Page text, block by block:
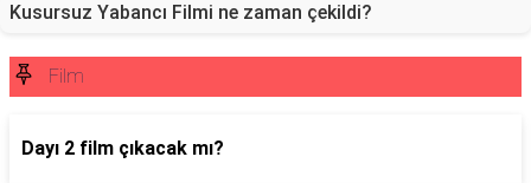
Kusursuz Yabancı Filmi ne zaman çekildi?
Film
Dayı 2 film çıkacak mı?